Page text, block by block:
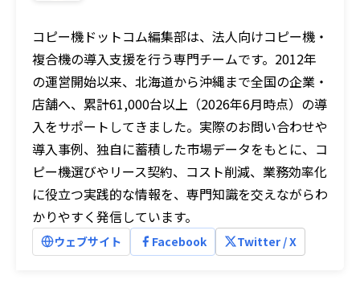
コピー機ドットコム編集部は、法人向けコピー機・
複合機の導入支援を行う専門チームです。2012年
の運営開始以来、北海道から沖縄まで全国の企業・
店舗へ、累計61,000台以上（2026年6月時点）の導
入をサポートしてきました。実際のお問い合わせや
導入事例、独自に蓄積した市場データをもとに、コ
ピー機選びやリース契約、コスト削減、業務効率化
に役立つ実践的な情報を、専門知識を交えながらわ
かりやすく発信しています。
ウェブサイト Facebook Twitter / X